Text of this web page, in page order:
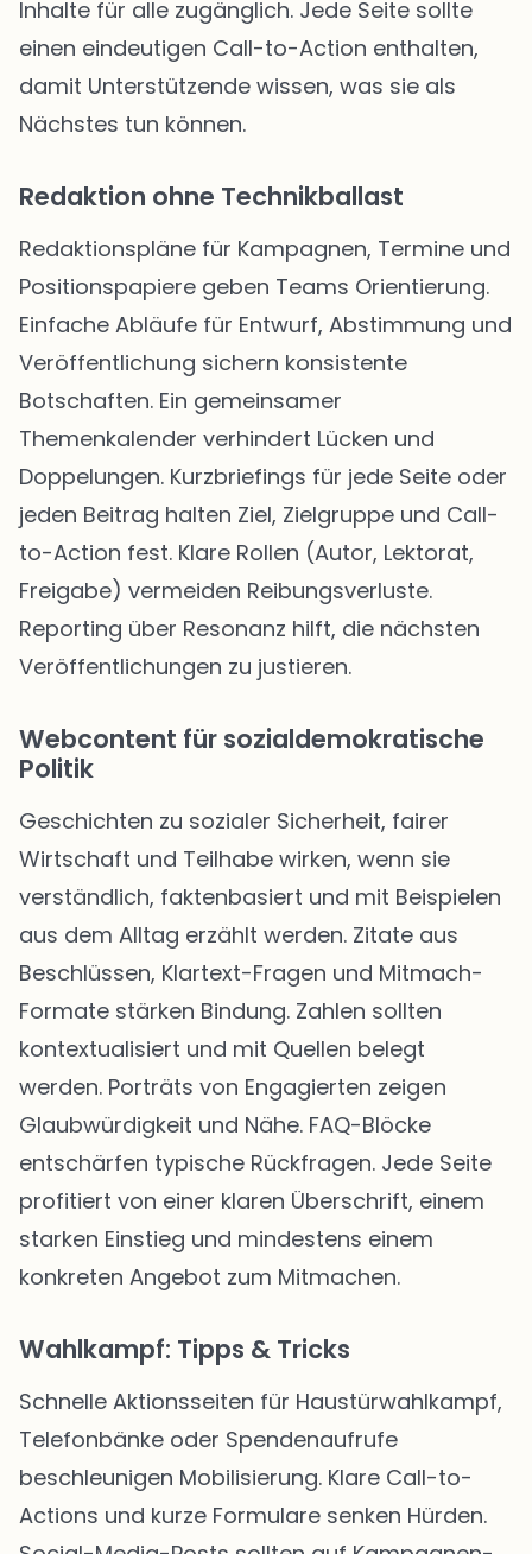
Inhalte für alle zugänglich. Jede Seite sollte
einen eindeutigen Call-to-Action enthalten,
damit Unterstützende wissen, was sie als
Nächstes tun können.
Redaktion ohne Technikballast
Redaktionspläne für Kampagnen, Termine und
Positionspapiere geben Teams Orientierung.
Einfache Abläufe für Entwurf, Abstimmung und
Veröffentlichung sichern konsistente
Botschaften. Ein gemeinsamer
Themenkalender verhindert Lücken und
Doppelungen. Kurzbriefings für jede Seite oder
jeden Beitrag halten Ziel, Zielgruppe und Call-
to-Action fest. Klare Rollen (Autor, Lektorat,
Freigabe) vermeiden Reibungsverluste.
Reporting über Resonanz hilft, die nächsten
Veröffentlichungen zu justieren.
Webcontent für sozialdemokratische
Politik
Geschichten zu sozialer Sicherheit, fairer
Wirtschaft und Teilhabe wirken, wenn sie
verständlich, faktenbasiert und mit Beispielen
aus dem Alltag erzählt werden. Zitate aus
Beschlüssen, Klartext-Fragen und Mitmach-
Formate stärken Bindung. Zahlen sollten
kontextualisiert und mit Quellen belegt
werden. Porträts von Engagierten zeigen
Glaubwürdigkeit und Nähe. FAQ-Blöcke
entschärfen typische Rückfragen. Jede Seite
profitiert von einer klaren Überschrift, einem
starken Einstieg und mindestens einem
konkreten Angebot zum Mitmachen.
Wahlkampf: Tipps & Tricks
Schnelle Aktionsseiten für Haustürwahlkampf,
Telefonbänke oder Spendenaufrufe
beschleunigen Mobilisierung. Klare Call-to-
Actions und kurze Formulare senken Hürden.